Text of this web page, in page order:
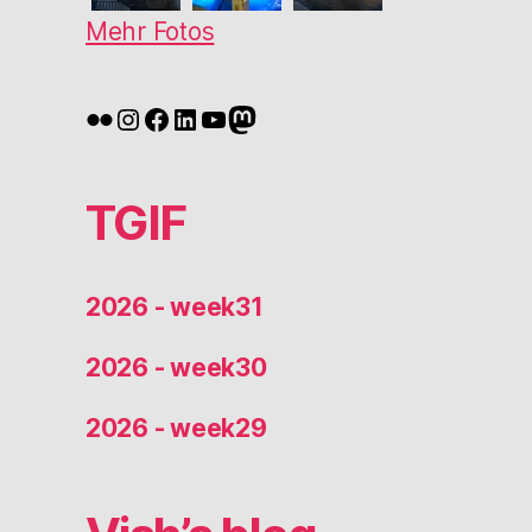
Mehr Fotos
Flickr
Instagram
Facebook
LinkedIn
YouTube
Mastodon
TGIF
2026 - week31
2026 - week30
2026 - week29